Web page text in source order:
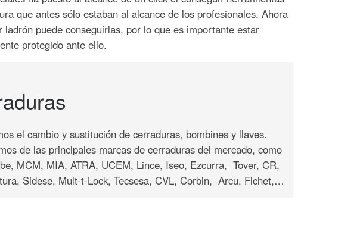
que antes sólo estaban al alcance de los profesionales. Ahora
ladrón puede conseguirlas, por lo que es importante estar
protegido ante ello.
el cambio y sustitución de cerraduras, bombines y llaves.
de las principales marcas de cerraduras del mercado, como
MCM, MIA, ATRA, UCEM, Lince, Iseo, Ezcurra, Tover, CR,
Sidese, Mult-t-Lock, Tecsesa, CVL, Corbin, Arcu, Fichet,…